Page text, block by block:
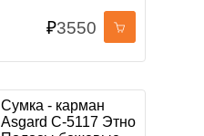
₽3550
Сумка - карман
Asgard С-5117 Этно